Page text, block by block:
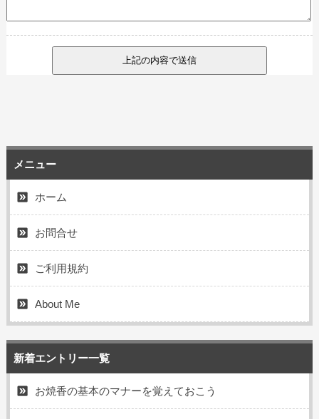
メニュー
ホーム
お問合せ
ご利用規約
About Me
新着エントリー一覧
お焼香の基本のマナーを覚えておこう